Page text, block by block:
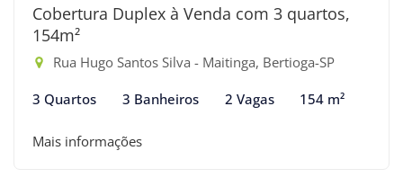
Cobertura Duplex à Venda com 3 quartos,
154m²
Rua Hugo Santos Silva - Maitinga, Bertioga-SP
3 Quartos 3 Banheiros 2 Vagas 154 m²
Mais informações